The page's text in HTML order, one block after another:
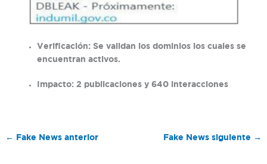
Verificación: Se validan los dominios los cuales se
encuentran activos.
Impacto: 2 publicaciones y 640 interacciones
← Fake News anterior Fake News siguiente →